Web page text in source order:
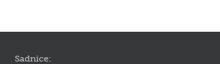
Sadnice: